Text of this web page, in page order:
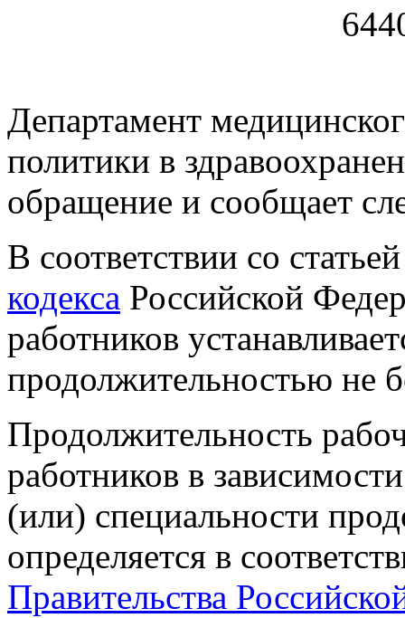
Департамент
политики в
обращение и сообщает
В соответствии со
кодекса Российской
работников
продолжительностью не
Продолжительность
работников в
(или) специальности
определяется в
Правительства